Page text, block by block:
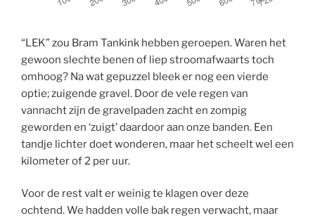
“LEK” zou Bram Tankink hebben geroepen. Waren het
gewoon slechte benen of liep stroomafwaarts toch
omhoog? Na wat gepuzzel bleek er nog een vierde
optie; zuigende gravel. Door de vele regen van
vannacht zijn de gravelpaden zacht en zompig
geworden en ‘zuigt’ daardoor aan onze banden. Een
tandje lichter doet wonderen, maar het scheelt wel een
kilometer of 2 per uur.
Voor de rest valt er weinig te klagen over deze
ochtend. We hadden volle bak regen verwacht, maar